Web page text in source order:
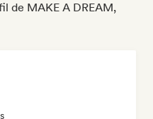
de MAKE A DREAM,